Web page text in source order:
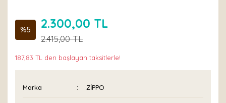
%5 2.300,00 TL
2.415,00 TL
187,83 TL den başlayan taksitlerle!
Marka ZİPPO